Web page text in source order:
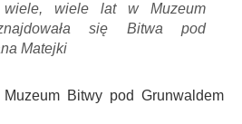
wiele, wiele lat w Muzeum
się Bitwa pod
Matejki
Bitwy pod Grunwaldem